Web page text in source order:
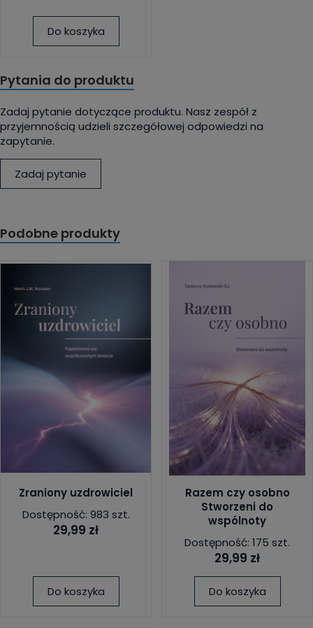
Do koszyka
Pytania do produktu
Zadaj pytanie dotyczące produktu. Nasz zespół z
przyjemnością udzieli szczegółowej odpowiedzi na
zapytanie.
Zadaj pytanie
Podobne produkty
Zraniony uzdrowiciel
Dostępność: 983 szt.
29,99 zł
Do koszyka
Razem czy osobno
Stworzeni do
wspólnoty
Dostępność: 175 szt.
29,99 zł
Do koszyka